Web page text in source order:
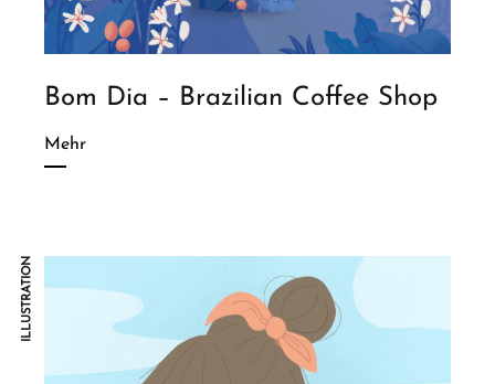
Bom Dia – Brazilian Coffee Shop
Mehr
ILLUSTRATION